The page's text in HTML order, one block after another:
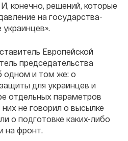
конечно, решений, которые
на государства-
Европейской
председательства
одном и том же: о
для украинцев и
отдельных параметров
не говорил о высылке
о подготовке каких-либо
на фронт.